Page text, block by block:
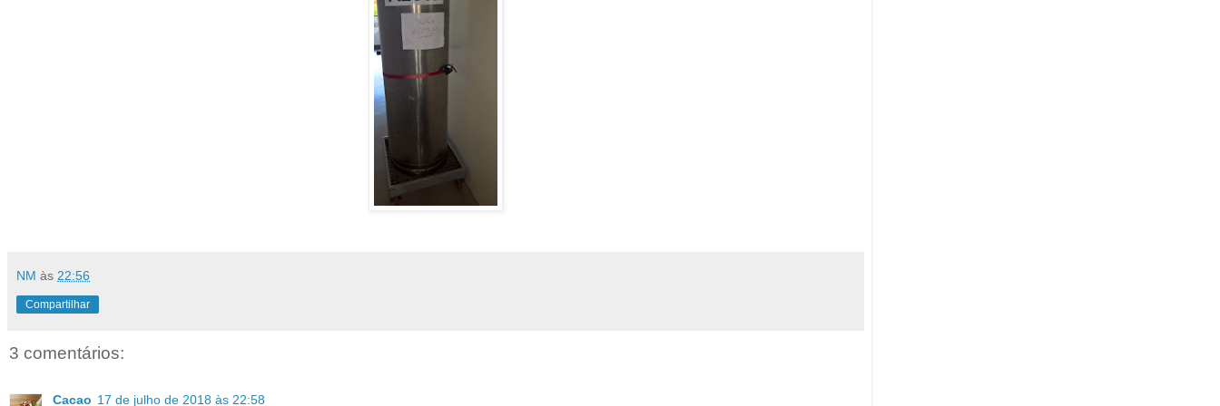
NM às 22:56
Compartilhar
3 comentários:
Cacao 17 de julho de 2018 às 22:58